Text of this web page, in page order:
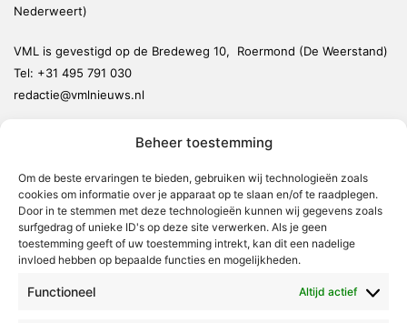
Beheer toestemming
Om de beste ervaringen te bieden, gebruiken wij technologieën zoals
cookies om informatie over je apparaat op te slaan en/of te raadplegen.
Door in te stemmen met deze technologieën kunnen wij gegevens zoals
surfgedrag of unieke ID's op deze site verwerken. Als je geen
toestemming geeft of uw toestemming intrekt, kan dit een nadelige
invloed hebben op bepaalde functies en mogelijkheden.
Functioneel Altijd actief
Nederweert)
VML is gevestigd op de Bredeweg 10, Roermond (De Weerstand)
Tel: +31 495 791 030
redactie@vmlnieuws.nl
Leudal
Maasgouw
Echt-Susteren